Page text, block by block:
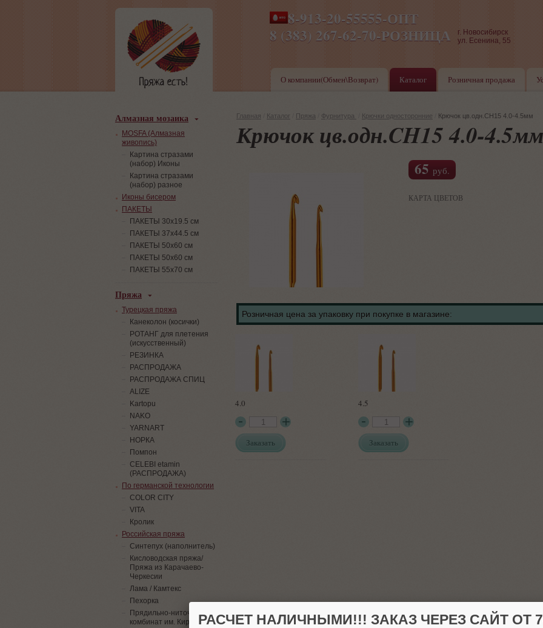
8-913-20-55555-ОПТ
8 (383) 267-62-70-РОЗНИЦА
ПН-ПТ 8-17,СБ-ВС 9-17
г. Новосибирск
ул. Есенина, 55
О компании(Обмен\Возврат) Каталог Розничная продажа
Главная Каталог Пряжа Фурнитура Крючки односторонние Крючок цв.одн.CH15 4.0-4.5мм
Крючок цв.одн.CH15 4.0-4.5мм
65 руб.
КАРТА ЦВЕТОВ
Розничная цена за упаковку при покупке в магазине:
4.0
Заказать
4.5
Заказать
Алмазная мозаика
MOSFA (Алмазная
живопись)
Картина стразами
(набор) Иконы
Картина стразами
(набор) разное
Иконы бисером
ПАКЕТЫ
ПАКЕТЫ 30х19.5 см
ПАКЕТЫ 37х44.5 см
ПАКЕТЫ 50х60 см
ПАКЕТЫ 50х60 см
ПАКЕТЫ 55х70 см
Пряжа
Турецкая пряжа
Канеколон (косички)
РОТАНГ для плетения
(искусственный)
PЕЗИНКА
РАСПРОДАЖА
РАСПРОДАЖА СПИЦ
ALIZE
Kartopu
NAKO
YARNART
НОРКА
Помпон
СELEBI etamin
(РАСПРОДАЖА)
По германской технологии
COLOR CITY
VITA
Кролик
Российская пряжа
Синтепух (наполнитель)
Кисловодская пряжа/
Пряжа из Карачаево-
Черкесии
Лама / Камтекс
Пехорка
Прядильно-ниточный
комбинат им. КироваРАСЧЕТ НАЛИЧНЫМИ!!! ЗАКАЗ ЧЕРЕЗ САЙТ ОТ